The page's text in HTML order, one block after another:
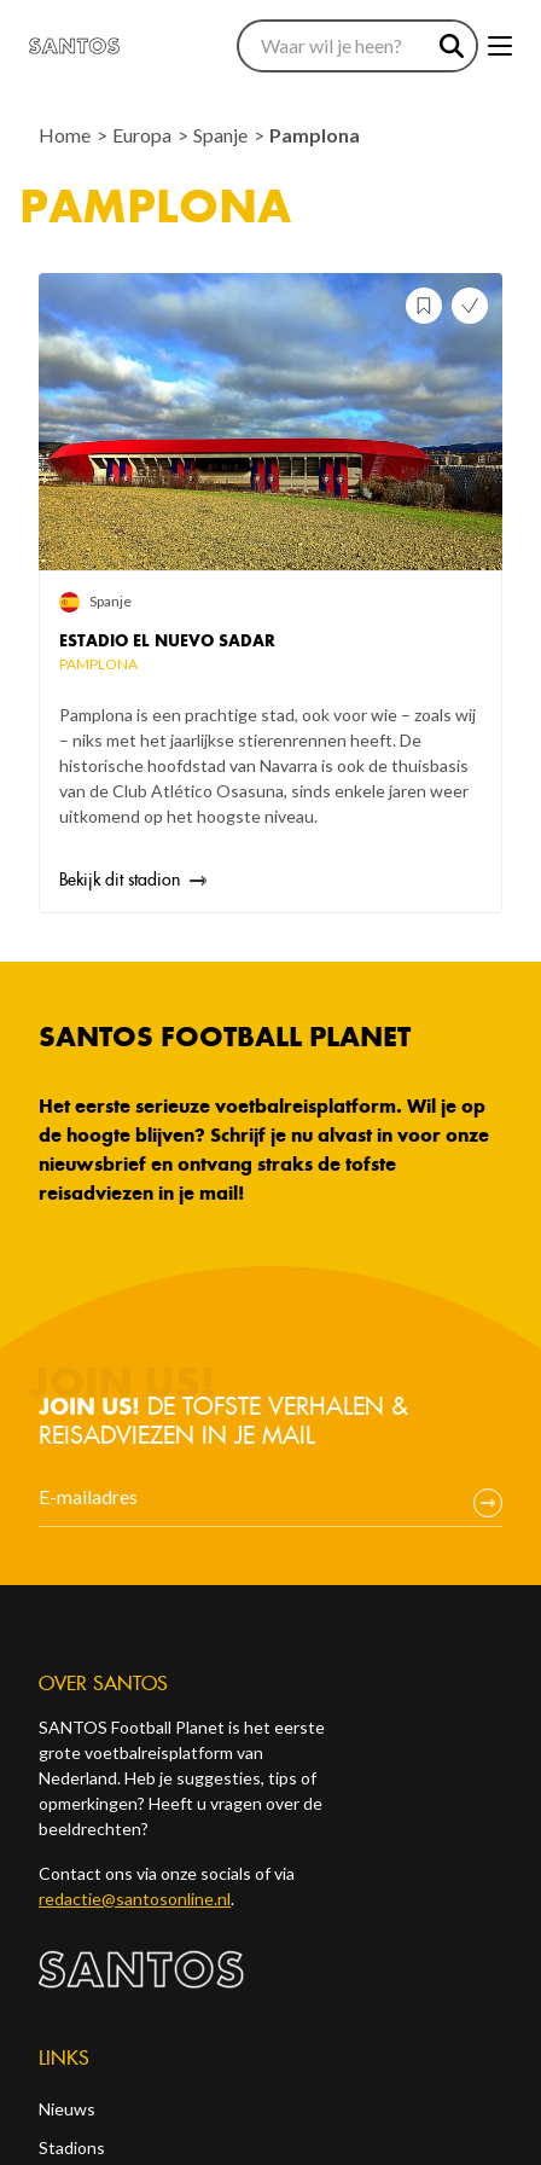
Home Europa Spanje Pamplona
PAMPLONA
ESTADIO EL NUEVO SADAR
PAMPLONA
Pamplona is een prachtige stad, ook voor wie – zoals wij
– niks met het jaarlijkse stierenrennen heeft. De
historische hoofdstad van Navarra is ook de thuisbasis
van de Club Atlético Osasuna, sinds enkele jaren weer
uitkomend op het hoogste niveau.
Spanje
Bekijk dit stadion
SANTOS FOOTBALL PLANET
Het eerste serieuze voetbalreisplatform. Wil je op
de hoogte blijven? Schrijf je nu alvast in voor onze
nieuwsbrief en ontvang straks de tofste
reisadviezen in je mail!
JOIN US! DE TOFSTE VERHALEN &
REISADVIEZEN IN JE MAIL
OVER SANTOS
SANTOS Football Planet is het eerste
grote voetbalreisplatform van
Nederland. Heb je suggesties, tips of
opmerkingen? Heeft u vragen over de
beeldrechten?
Contact ons via onze socials of via
redactie@santosonline.nl.
LINKS
Nieuws
Stadions